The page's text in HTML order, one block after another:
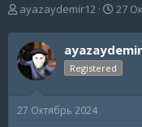
А
т
о
р
т
м
ayazaydemir12
Д
т
а
н
27
Registered
27 Октябрь 2024